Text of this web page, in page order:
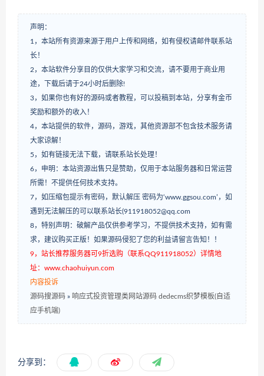
声明：
1，本站所有资源来源于用户上传和网络，如有侵权请邮件联系站
长！
2，本站软件分享目的仅供大家学习和交流，请不要用于商业用
途，下载后请于24小时后删除!
3，如果你也有好的源码或者教程，可以投稿到本站，分享有金币
奖励和额外的收入！
4，本站提供的软件，源码，游戏，其他资源部不包含技术服务请
大家谅解！
5，如有链接无法下载，请联系站长处理！
6，申明：本站资源出售只是赞助，仅用于本站服务器和日常运营
所需！不提供任何技术支持。
7，如压缩包提示有密码，默认解压 密码为‘www.ggsou.com’，如
遇到无法解压的可以联系站长(911918052@qq.com
8，特别声明：破解产品仅供参考学习，不提供技术支持，如有需
求，建议购买正版！如果源码侵犯了您的利益请留言告知！！
9，站长推荐服务器可9折选购（联系QQ911918052）详情地
址：www.chaohuiyun.com
内容投诉
源码搜源码 » 响应式投资管理类网站源码 dedecms织梦模板(自适
应手机端)
分享到：